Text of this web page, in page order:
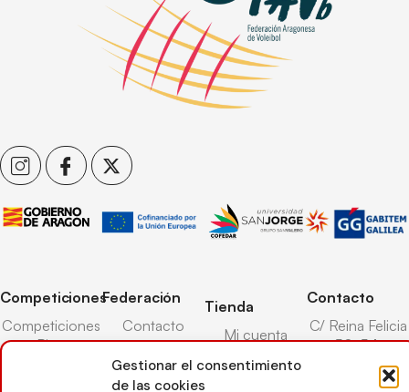
Gestionar el consentimiento
de las cookies
Competiciones
Competiciones
Pista
Federación
Contacto
Árbitros
Tienda
Mi cuenta
Carrito
Contacto
C/ Reina Felicia
50-54,
50003,
Zaragoza